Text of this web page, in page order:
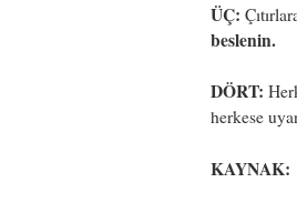
ÜÇ:
beslenin.
DÖRT:
herkese
KAYNAK: